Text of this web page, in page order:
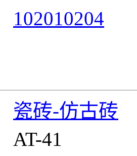
102010204
瓷砖-仿古砖
AT-41